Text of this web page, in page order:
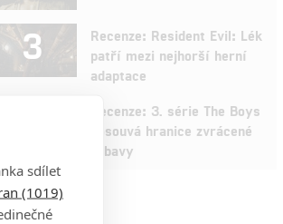
3
Recenze: Resident Evil: Lék
patří mezi nejhorší herní
adaptace
Recenze: 3. série The Boys
posouvá hranice zvrácené
zábavy
sdílet
(1019)